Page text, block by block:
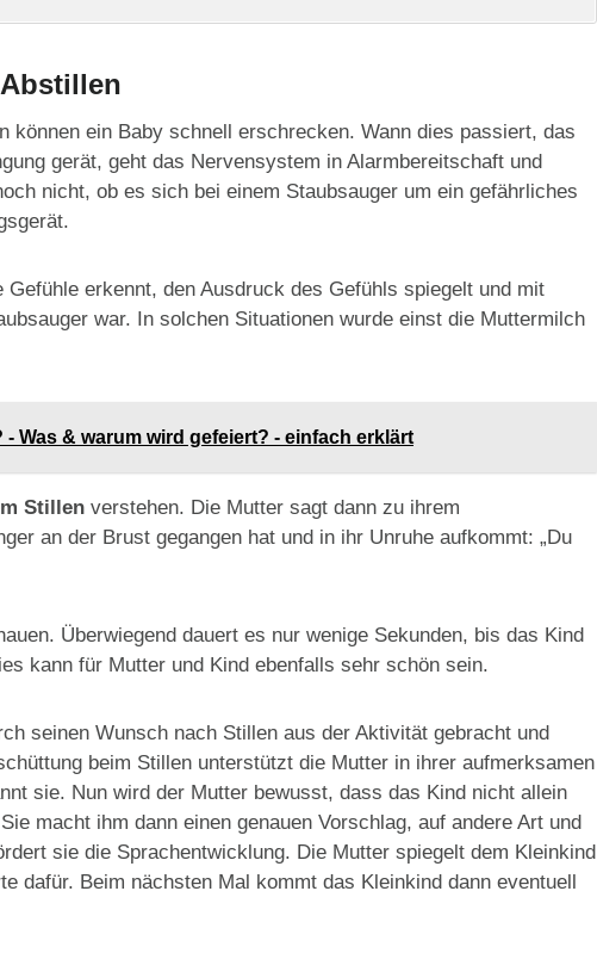
können ein Baby schnell erschrecken. Wann dies passiert, das
gerät, geht das Nervensystem in Alarmbereitschaft und
nicht, ob es sich bei einem Staubsauger um ein gefährliches
erkennt, den Ausdruck des Gefühls spiegelt und mit
war. In solchen Situationen wurde einst die Muttermilch
Was & warum wird gefeiert? - einfach erklärt
Stillen verstehen. Die Mutter sagt dann zu ihrem
an der Brust gegangen hat und in ihr Unruhe aufkommt: „Du
Überwiegend dauert es nur wenige Sekunden, bis das Kind
kann für Mutter und Kind ebenfalls sehr schön sein.
seinen Wunsch nach Stillen aus der Aktivität gebracht und
beim Stillen unterstützt die Mutter in ihrer aufmerksamen
sie. Nun wird der Mutter bewusst, dass das Kind nicht allein
macht ihm dann einen genauen Vorschlag, auf andere Art und
sie die Sprachentwicklung. Die Mutter spiegelt dem Kleinkind
dafür. Beim nächsten Mal kommt das Kleinkind dann eventuell